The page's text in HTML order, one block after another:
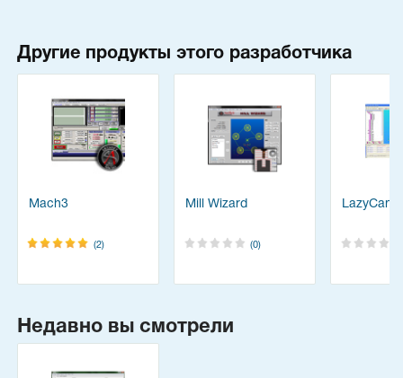
Другие продукты этого разработчика
Mach3
(2)
Mill Wizard
(0)
LazyCam
Недавно вы смотрели